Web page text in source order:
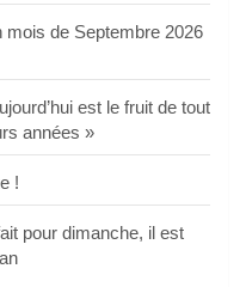
de Septembre 2026
est le fruit de tout
années »
!
pour dimanche, il est